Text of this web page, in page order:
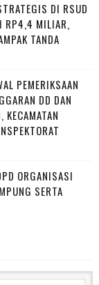
DI RSUD
RP4,4 MILIAR,
TANDA
PEMERIKSAAN
DD DAN
KECAMATAN
ORGANISASI
SERTA